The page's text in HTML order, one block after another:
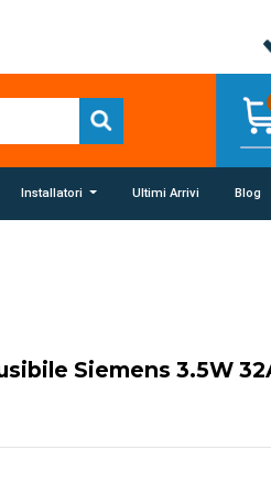
Installatori Ultimi Arrivi Blog
Siemens 3.5W